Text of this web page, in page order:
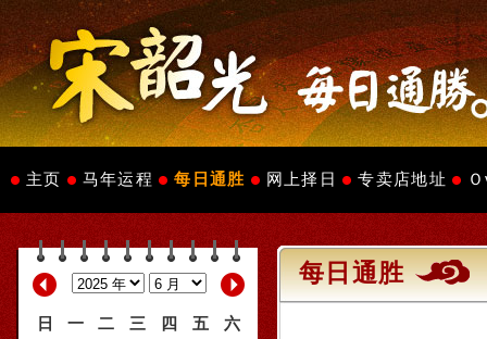
主页 马年运程 每日通胜 网上择日 专卖店地址
日 一 二 三 四 五
六
每日通胜